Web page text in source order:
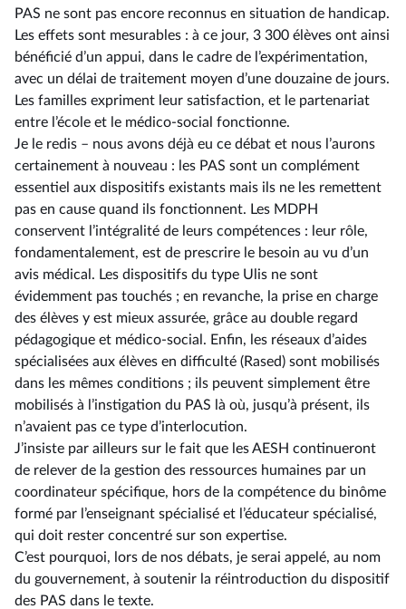
PAS ne sont pas encore reconnus en situation de handicap.
Les effets sont mesurables : à ce jour, 3 300 élèves ont ainsi
bénéficié d’un appui, dans le cadre de l’expérimentation,
avec un délai de traitement moyen d’une douzaine de jours.
Les familles expriment leur satisfaction, et le partenariat
entre l’école et le médico-social fonctionne.
Je le redis –⁠ nous avons déjà eu ce débat et nous l’aurons
certainement à nouveau : les PAS sont un complément
essentiel aux dispositifs existants mais ils ne les remettent
pas en cause quand ils fonctionnent. Les MDPH
conservent l’intégralité de leurs compétences : leur rôle,
fondamentalement, est de prescrire le besoin au vu d’un
avis médical. Les dispositifs du type Ulis ne sont
évidemment pas touchés ; en revanche, la prise en charge
des élèves y est mieux assurée, grâce au double regard
pédagogique et médico-social. Enfin, les réseaux d’aides
spécialisées aux élèves en difficulté (Rased) sont mobilisés
dans les mêmes conditions ; ils peuvent simplement être
mobilisés à l’instigation du PAS là où, jusqu’à présent, ils
n’avaient pas ce type d’interlocution.
J’insiste par ailleurs sur le fait que les AESH continueront
de relever de la gestion des ressources humaines par un
coordinateur spécifique, hors de la compétence du binôme
formé par l’enseignant spécialisé et l’éducateur spécialisé,
qui doit rester concentré sur son expertise.
C’est pourquoi, lors de nos débats, je serai appelé, au nom
du gouvernement, à soutenir la réintroduction du dispositif
des PAS dans le texte.